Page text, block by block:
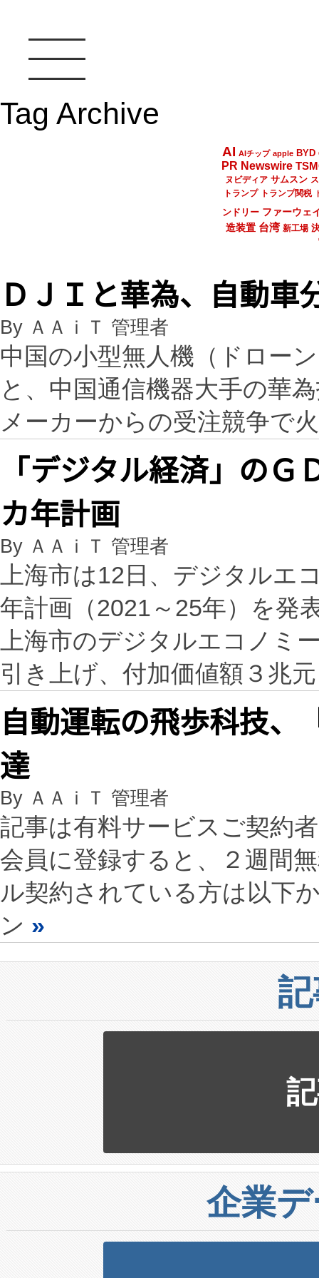
Tag Archive
AI AIチップ apple BYD
PR Newswire
ヌビディア サムスン
トランプ
トランプ関税
ンドリー ファーウェ
造装置 台湾 新工場
ＤＪＩと華為、自動車
By ＡＡｉＴ 管理者
中国の小型無人機（ドロー
と、中国通信機器大手の華
メーカーからの受注競争で
「デジタル経済」の
カ年計画
By ＡＡｉＴ 管理者
上海市は12日、デジタルエ
年計画（2021～25年）を発
上海市のデジタルエコノミ
引き上げ、付加価値額３兆
自動運転の飛歩科技、
達
By ＡＡｉＴ 管理者
記事は有料サービスご契約
会員に登録すると、２週間
ル契約されている方は以下
ン »
企業